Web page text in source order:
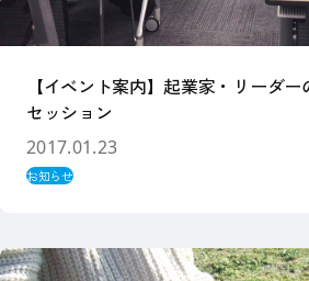
【イベント案内】起業家・リーダー
セッション
2017.01.23
お知らせ